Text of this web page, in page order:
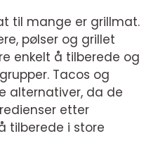
til mange er grillmat.
pølser og grillet
enkelt å tilberede og
Tacos og
alternativer, da de
etter
tilberede i store